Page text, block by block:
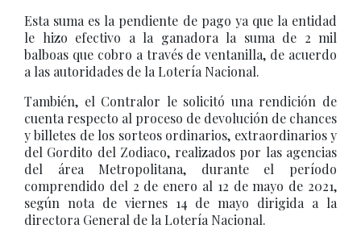
Esta suma es la pendiente de pago ya que la entidad
le hizo efectivo a la ganadora la suma de 2 mil
balboas que cobro a través de ventanilla, de acuerdo
a las autoridades de la Lotería Nacional.
También, el Contralor le solicitó una rendición de
cuenta respecto al proceso de devolución de chances
y billetes de los sorteos ordinarios, extraordinarios y
del Gordito del Zodiaco, realizados por las agencias
del área Metropolitana, durante el período
comprendido del 2 de enero al 12 de mayo de 2021,
según nota de viernes 14 de mayo dirigida a la
directora General de la Lotería Nacional.